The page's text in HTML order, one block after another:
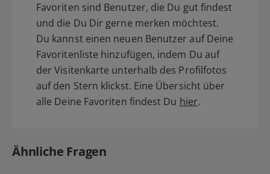
Favoriten sind Benutzer, die Du gut findest
und die Du Dir gerne merken möchtest.
Du kannst einen neuen Benutzer auf Deine
Favoritenliste hinzufügen, indem Du auf
der Visitenkarte unterhalb des Profilfotos
auf den Stern klickst. Eine Übersicht über
alle Deine Favoriten findest Du hier.
Ähnliche Fragen